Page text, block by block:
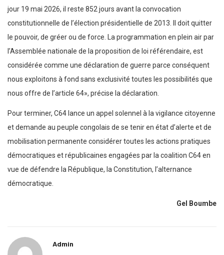
jour 19 mai 2026, il reste 852 jours avant la convocation
constitutionnelle de l’élection présidentielle de 2013. Il doit quitter
le pouvoir, de gréer ou de force. La programmation en plein air par
l’Assemblée nationale de la proposition de loi référendaire, est
considérée comme une déclaration de guerre parce conséquent
nous exploitons à fond sans exclusivité toutes les possibilités que
nous offre de l’article 64», précise la déclaration.
Pour terminer, C64 lance un appel solennel à la vigilance citoyenne
et demande au peuple congolais de se tenir en état d’alerte et de
mobilisation permanente considérer toutes les actions pratiques
démocratiques et républicaines engagées par la coalition C64 en
vue de défendre la République, la Constitution, l’alternance
démocratique.
Gel Boumbe
Admin